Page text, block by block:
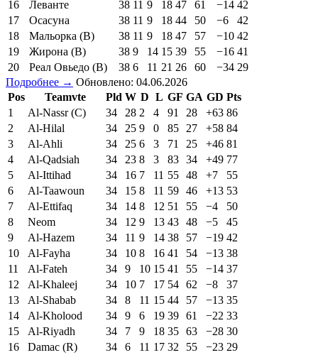
16 Леванте 38 11 9 18 47 61 −14 42
17
Осасуна 38 11 9 18 44 50 −6
42
18
Мальорка (В) 38 11 9 18 47 57 −10 42
19
Жирона (В) 38 9 14 15 39 55 −16 41
20
Реал Овьедо (В) 38 6 11 21 26 60 −34 29
Подробнее → Обновлено: 04.06.2026
Pos
Teamvte Pld W D L GF GA GD Pts
1
Al-Nassr (C) 34 28 2 4 91 28 +63 86
2
Al-Hilal 34 25 9 0 85 27 +58 84
3
Al-Ahli 34 25 6 3 71 25 +46 81
4
Al-Qadsiah 34 23 8 3 83 34 +49 77
5
Al-Ittihad 34 16 7 11 55 48 +7
55
6
Al-Taawoun 34 15 8 11 59 46 +13 53
7
Al-Ettifaq 34 14 8 12 51 55 −4
50
8
Neom 34 12 9 13 43 48 −5
45
9
Al-Hazem 34 11 9 14 38 57 −19 42
10
Al-Fayha 34 10 8 16 41 54 −13 38
11
Al-Fateh 34 9 10 15 41 55 −14 37
12
Al-Khaleej 34 10 7 17 54 62 −8
37
13
Al-Shabab 34 8 11 15 44 57 −13 35
14
Al-Kholood 34 9 6 19 39 61 −22 33
15
Al-Riyadh 34 7 9 18 35 63 −28 30
16
Damac (R) 34 6 11 17 32 55 −23 29